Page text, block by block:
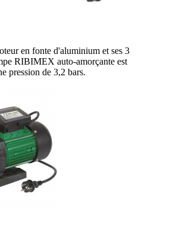
en fonte d'aluminium et ses 3
RIBIMEX auto-amorçante est
pression de 3,2 bars.